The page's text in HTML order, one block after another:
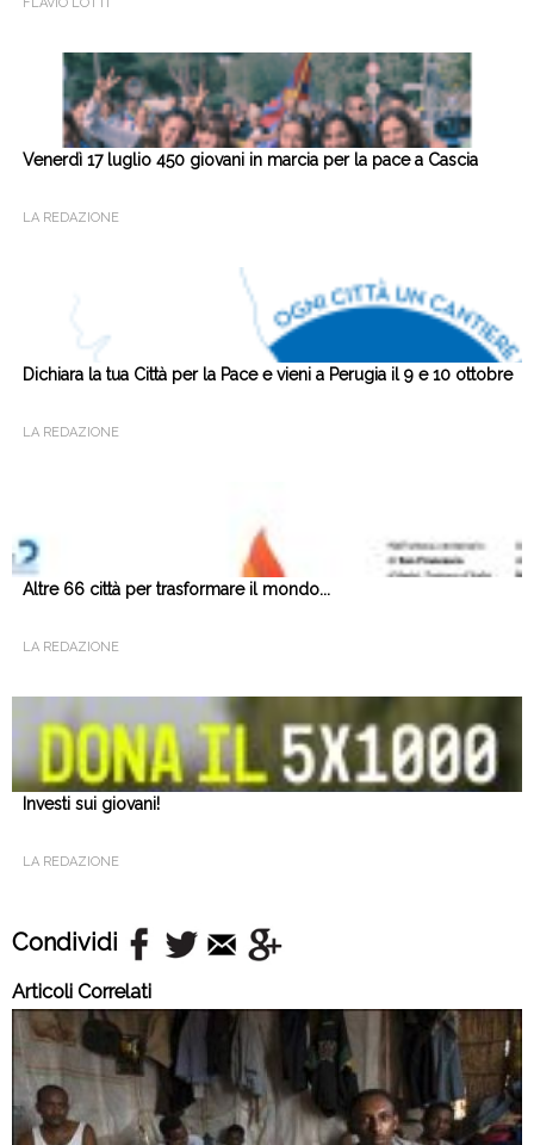
Venerdì 17 luglio 450 giovani in marcia per la pace a Cascia
LA REDAZIONE
Dichiara la tua Città per la Pace e vieni a Perugia il 9 e 10 ottobre
LA REDAZIONE
Altre 66 città per trasformare il mondo...
LA REDAZIONE
Investi sui giovani!
LA REDAZIONE
Condividi
Articoli Correlati